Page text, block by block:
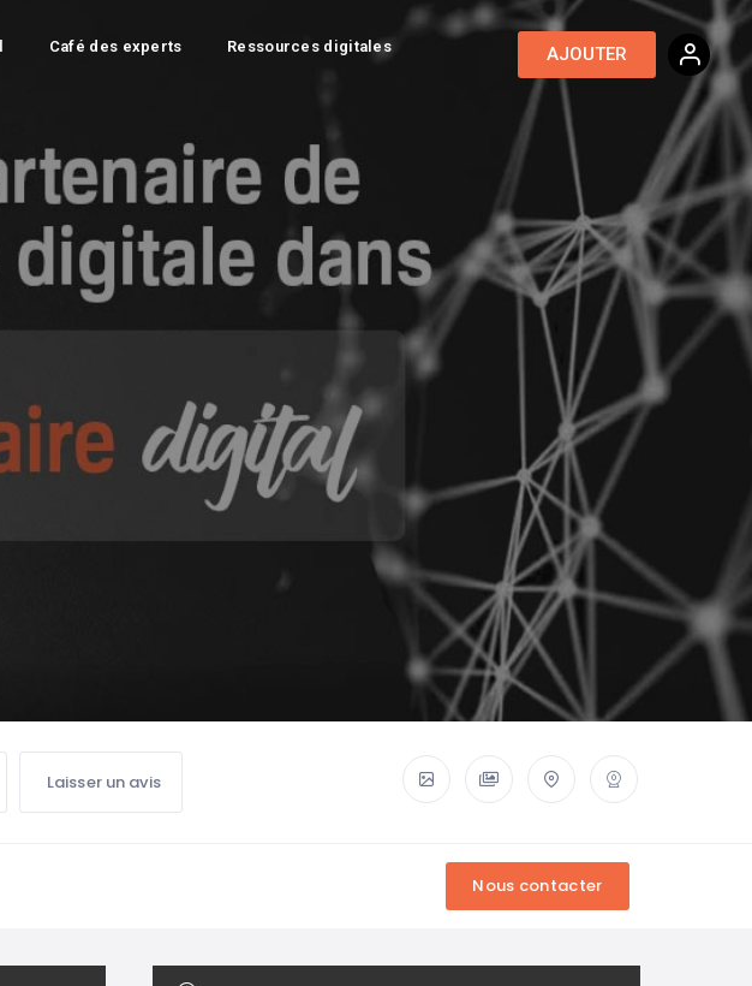
Café des experts
Ressources digitales
AJOUTER
Laisser un avis